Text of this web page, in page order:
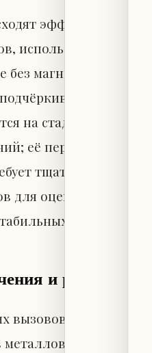
эффективность
использующих
магнитного
что
на стадии
её переход в
тщательных
для оценки работы
средах.
и риски
вызовов — риск
в